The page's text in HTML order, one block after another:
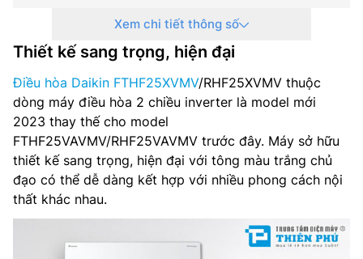
Nguồn điện: 1 pha/ 220-240 V/ 50-60 Hz
Công nghệ inverter: Có
Môi chất lạnh: R32
Kích thước dàn lạnh: 286 x 770 x 244 mm
Trọng lượng dàn lạnh: 9 kg
Kích thước dàn nóng: 550 x 675 x 284 mm
Xem chi tiết thông số
Thiết kế sang trọng, hiện đại
Điều hòa Daikin FTHF25XVMV/RHF25XVMV thuộc
dòng máy điều hòa 2 chiều inverter là model mới
2023 thay thế cho model
FTHF25VAVMV/RHF25VAVMV trước đây. Máy sở hữu
thiết kế sang trọng, hiện đại với tông màu trắng chủ
đạo có thể dễ dàng kết hợp với nhiều phong cách nội
thất khác nhau.